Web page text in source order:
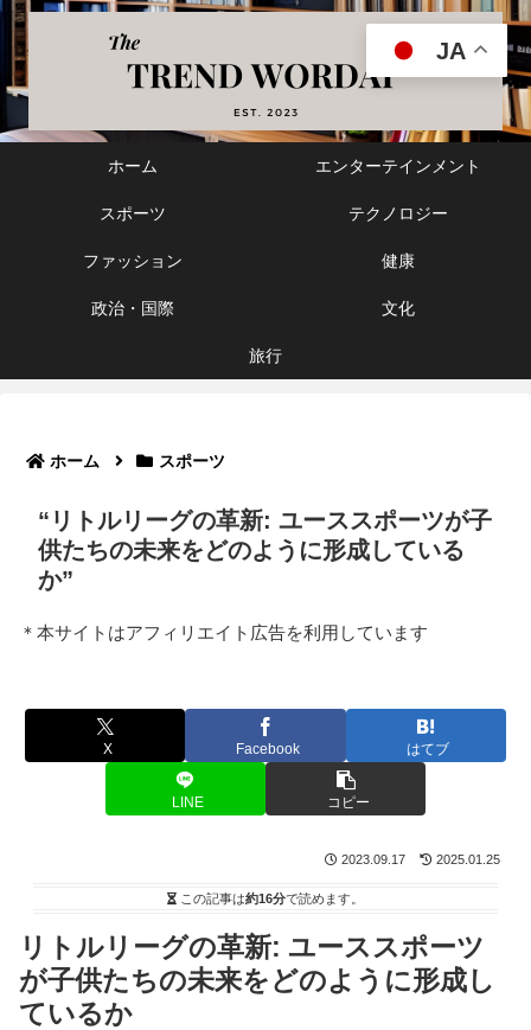
ホーム エンターテインメント
スポーツ テクノロジー
ファッション 健康
政治・国際 文化
旅行
ホーム スポーツ
“リトルリーグの革新: ユーススポーツが子
供たちの未来をどのように形成している
か”
＊本サイトはアフィリエイト広告を利用しています
X Facebook はてブ
LINE コピー
2023.09.17 2025.01.25
この記事は約16分で読めます。
リトルリーグの革新: ユーススポーツ
が子供たちの未来をどのように形成し
ているか
JA